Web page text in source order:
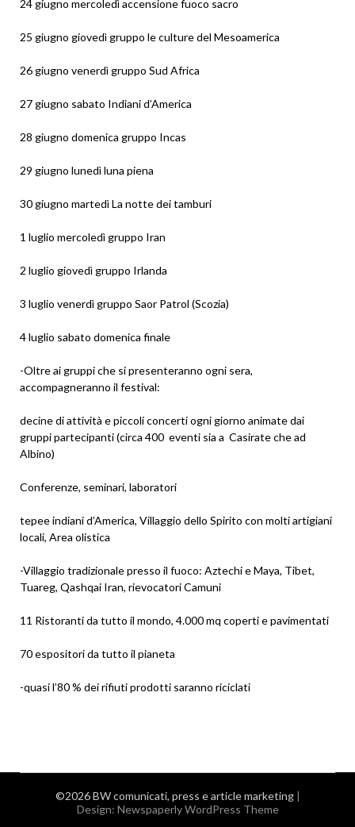
24 giugno mercoledì accensione fuoco sacro
25 giugno giovedì gruppo le culture del Mesoamerica
26 giugno venerdì gruppo Sud Africa
27 giugno sabato Indiani d’America
28 giugno domenica gruppo Incas
29 giugno lunedì luna piena
30 giugno martedì La notte dei tamburi
1 luglio mercoledì gruppo Iran
2 luglio giovedì gruppo Irlanda
3 luglio venerdì gruppo Saor Patrol (Scozia)
4 luglio sabato domenica finale
-Oltre ai gruppi che si presenteranno ogni sera,
accompagneranno il festival:
decine di attività e piccoli concerti ogni giorno animate dai
gruppi partecipanti (circa 400 eventi sia a Casirate che ad
Albino)
Conferenze, seminari, laboratori
tepee indiani d’America, Villaggio dello Spirito con molti artigiani
locali, Area olistica
-Villaggio tradizionale presso il fuoco: Aztechi e Maya, Tibet,
Tuareg, Qashqai Iran, rievocatori Camuni
11 Ristoranti da tutto il mondo, 4.000 mq coperti e pavimentati
70 espositori da tutto il pianeta
-quasi l’80 % dei rifiuti prodotti saranno riciclati
©2026 BW comunicati, press e article marketing |
Design: Newspaperly WordPress Theme